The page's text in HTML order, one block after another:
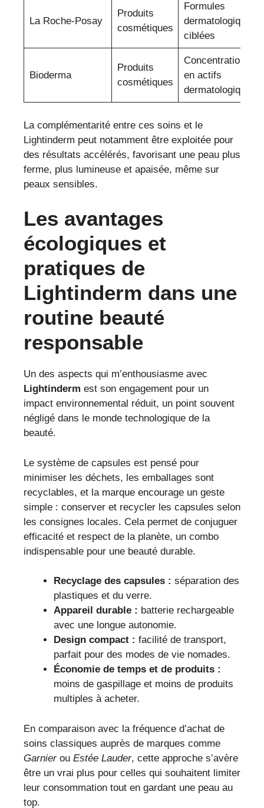
La Roche-Posay
Produits
cosmétiques
Formules
dermatologiques
ciblées
Bioderma
Produits
cosmétiques
Concentration
en actifs
dermatologiques
La complémentarité entre ces soins et le
Lightinderm peut notamment être exploitée pour
des résultats accélérés, favorisant une peau plus
ferme, plus lumineuse et apaisée, même sur
peaux sensibles.
Les avantages
écologiques et
pratiques de
Lightinderm dans une
routine beauté
responsable
Un des aspects qui m’enthousiasme avec
Lightinderm est son engagement pour un
impact environnemental réduit, un point souvent
négligé dans le monde technologique de la
beauté.
Le système de capsules est pensé pour
minimiser les déchets, les emballages sont
recyclables, et la marque encourage un geste
simple : conserver et recycler les capsules selon
les consignes locales. Cela permet de conjuguer
efficacité et respect de la planète, un combo
indispensable pour une beauté durable.
Recyclage des capsules : séparation des
plastiques et du verre.
Appareil durable : batterie rechargeable
avec une longue autonomie.
Design compact : facilité de transport,
parfait pour des modes de vie nomades.
Économie de temps et de produits :
moins de gaspillage et moins de produits
multiples à acheter.
En comparaison avec la fréquence d’achat de
soins classiques auprès de marques comme
Garnierou Estée Lauder, cette approche s’avère
être un vrai plus pour celles qui souhaitent limiter
leur consommation tout en gardant une peau au
top.